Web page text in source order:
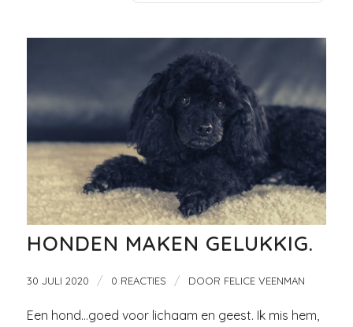
HONDEN MAKEN GELUKKIG.
30 JULI 2020 / 0 REACTIES / DOOR FELICE VEENMAN
Een hond…goed voor lichaam en geest. Ik mis hem,